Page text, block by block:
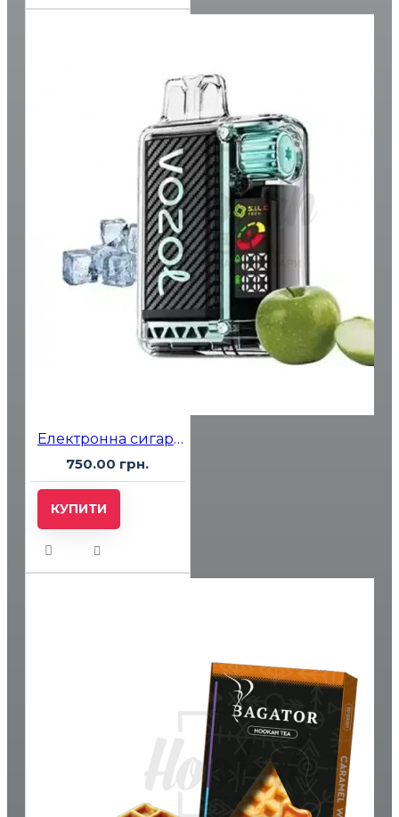
Електронна сигарета Vozol 20000 Sour Apple Ice (Кисле Яблуко Лід)
750.00 грн.
КУПИТИ